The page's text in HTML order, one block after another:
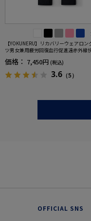
【YOKUNERU】リカバリーウェアロン
ツ男女兼用疲労回復血行促進遠赤外線
NOMIX(R)【一般医療機器】SS～LLサイ
価格： 7,450円 (税込)
3.6 （5）
OFFICIAL SNS